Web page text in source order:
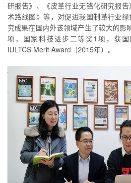
研报告》、《皮革行业无铬化研究报
术路线图》等，对促进我国制革行业
究成果在国内外该领域产生了较大的影
项，国家科技进步二等奖1项，获
IULTCS Merit Award（2015年）。